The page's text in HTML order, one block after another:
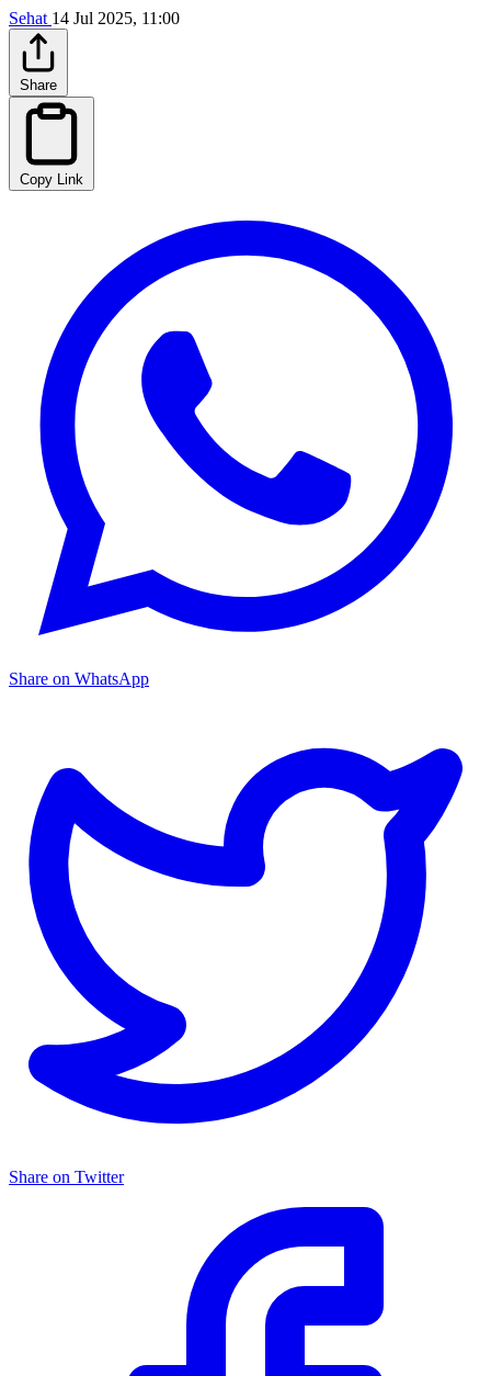
Sehat 14 Jul 2025, 11:00
Share
Copy Link
Share on WhatsApp
Share on Twitter